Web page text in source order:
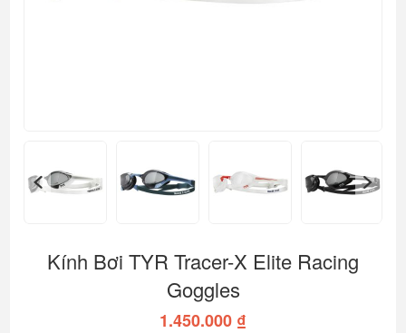
Kính Bơi TYR Tracer-X Elite Racing
Goggles
1.450.000 ₫